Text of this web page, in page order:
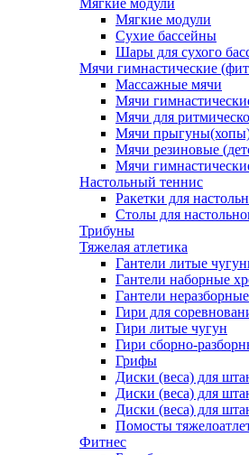
Мягкие модули
Мягкие модули
Сухие бассейны
Шары для сухого
Мячи гимнастические
Массажные мячи
Мячи
Мячи для
Мячи
Мячи резиновые
Мячи
Настольный теннис
Ракетки для
Столы для
Трибуны
Тяжелая атлетика
Гантели литые
Гантели наборные
Гантели
Гири для
Гири литые чугун
Гири сборно-
Грифы
Диски (веса) для
Диски (веса) для
Диски (веса) для
Помосты
Фитнес